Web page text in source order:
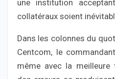
une institution
collatéraux soient
Dans les colonnes du
Centcom, le
même avec la meilleure